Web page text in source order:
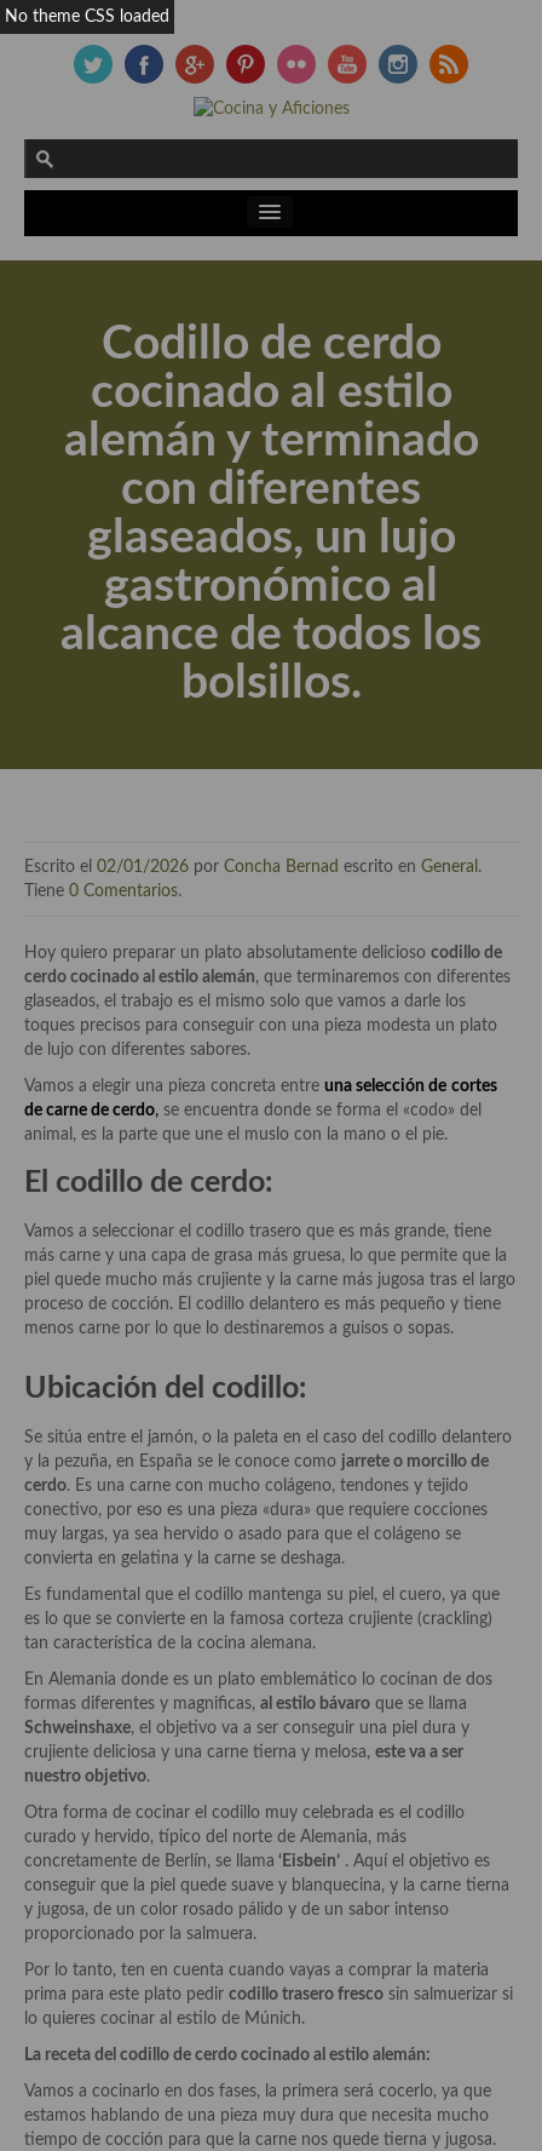
Actualidad y recomendaciones
Apuntes, estudios sobre temas interesantes e importantes
Aceite de Oliva Virgen Extra (AOVE)
Recetas maridadas con los mejores AOVES
Flores en la cocina recetas
Técnicas de emplatado
El mundo del vino y las bebidas
Tiendas especiales
En la mesa: menaje, vajilla, técnicas de emplatado, decoración
Origen y evolución de la comida
Ocio – restaurantes, bares, tabernas
Viajes eno-gastro-turísticos
En El Candelero
Las opiniones de la «Cocinera»
Acompañamientos
Airfryer recetas
aditivos
Hierbas aromáticas
Aceites
Mojos y pastas
Sales y polvos
Adobos
Aperitivos
Bebidas
Bocadillos, hamburguesas, sándwich, emparedados, tostas y
demás
Entrantes y primeros platos
Ensaladas
Entrantes
Quínoa
Codillo de cerdo
cocinado al estilo
alemán y terminado
con diferentes
glaseados, un lujo
gastronómico al
alcance de todos los
bolsillos.
Escrito el 02/01/2026 por Concha Bernad escrito en General .
Tiene 0 Comentarios.
Hoy quiero preparar un plato absolutamente delicioso codillo de
cerdo cocinado al estilo alemán, que terminaremos con diferentes
glaseados, el trabajo es el mismo solo que vamos a darle los
toques precisos para conseguir con una pieza modesta un plato
de lujo con diferentes sabores.
Vamos a elegir una pieza concreta entre una selección de cortes
de carne de cerdo, se encuentra donde se forma el «codo» del
animal, es la parte que une el muslo con la mano o el pie.
El codillo de cerdo:
Vamos a seleccionar el codillo trasero que es más grande, tiene
más carne y una capa de grasa más gruesa, lo que permite que la
piel quede mucho más crujiente y la carne más jugosa tras el largo
proceso de cocción. El codillo delantero es más pequeño y tiene
menos carne por lo que lo destinaremos a guisos o sopas.
Ubicación del codillo:
Se sitúa entre el jamón, o la paleta en el caso del codillo delantero
y la pezuña, en España se le conoce como jarrete o morcillo de
cerdo. Es una carne con mucho colágeno, tendones y tejido
conectivo, por eso es una pieza «dura» que requiere cocciones
muy largas, ya sea hervido o asado para que el colágeno se
convierta en gelatina y la carne se deshaga.
Es fundamental que el codillo mantenga su piel, el cuero, ya que
es lo que se convierte en la famosa corteza crujiente (crackling)
tan característica de la cocina alemana.
En Alemania donde es un plato emblemático lo cocinan de dos
formas diferentes y magnificas, al estilo bávaro que se llama
Schweinshaxe, el objetivo va a ser conseguir una piel dura y
crujiente deliciosa y una carne tierna y melosa, este va a ser
nuestro objetivo.
Otra forma de cocinar el codillo muy celebrada es el codillo
curado y hervido, típico del norte de Alemania, más
concretamente de Berlín, se llama ‘Eisbein’ . Aquí el objetivo es
conseguir que la piel quede suave y blanquecina, y la carne tierna
y jugosa, de un color rosado pálido y de un sabor intenso
proporcionado por la salmuera.
Por lo tanto, ten en cuenta cuando vayas a comprar la materia
prima para este plato pedir codillo trasero fresco sin salmuerizar si
lo quieres cocinar al estilo de Múnich.
La receta del codillo de cerdo cocinado al estilo alemán:
Vamos a cocinarlo en dos fases, la primera será cocerlo, ya que
estamos hablando de una pieza muy dura que necesita mucho
tiempo de cocción para que la carne nos quede tierna y jugosa.
No theme CSS loaded